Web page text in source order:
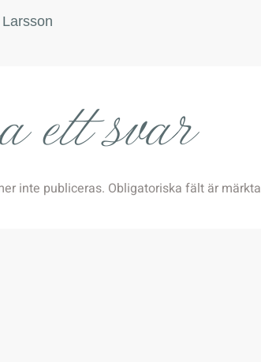
ett svar
inte publiceras. Obligatoriska fält är märkta